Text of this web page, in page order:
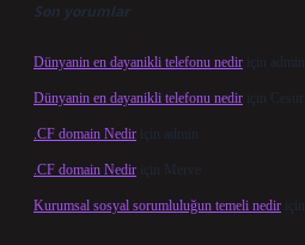
Son yorumlar
Dünyanin en dayanikli telefonu nedir için admin
Dünyanin en dayanikli telefonu nedir için Cesur
.CF domain Nedir için admin
.CF domain Nedir için Merve
Kurumsal sosyal sorumluluğun temeli nedir için